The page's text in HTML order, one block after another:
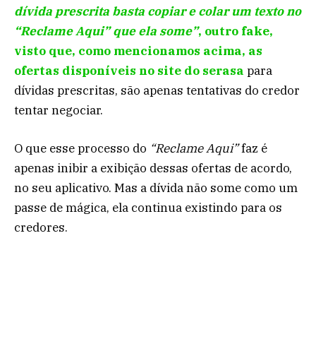
dívida prescrita basta copiar e colar um texto no
“Reclame Aqui” que ela some”, outro fake,
visto que, como mencionamos acima, as
ofertas disponíveis no site do serasa para
dívidas prescritas, são apenas tentativas do credor
tentar negociar.
O que esse processo do “Reclame Aqui”faz é
apenas inibir a exibição dessas ofertas de acordo,
no seu aplicativo. Mas a dívida não some como um
passe de mágica, ela continua existindo para os
credores.